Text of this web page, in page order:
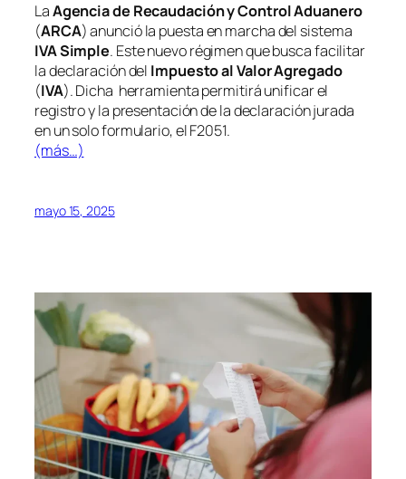
LaAgencia de Recaudación y Control Aduanero
(ARCA) anunció la puesta en marcha del sistema
IVA Simple. Este nuevo régimen que busca facilitar
la declaración del Impuesto al Valor Agregado
(IVA). Dicha herramienta permitirá unificar el
registro y la presentación de la declaración jurada
en un solo formulario, el F2051.
(más…)
mayo 15, 2025